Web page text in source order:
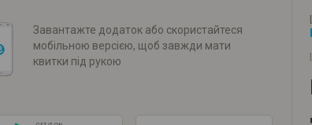
Завантажте додаток або скористайтеся
мобільною версією, щоб завжди мати
квитки під рукою